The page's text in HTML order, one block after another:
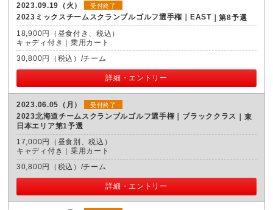
2023.09.19（火） 受付終了
2023ミックスチームスクランブルゴルフ選手権｜EAST
第8予選
18,900円（昼食付き、税込）
キャディ付き｜乗用カート
30,800円（税込）/チーム
詳細・エントリー
2023.06.05（月） 受付終了
2023北海道チームスクランブルゴルフ選手権｜ブラッククラス
東
日本エリア第1予選
17,000円（昼食別、税込）
キャディ付き｜乗用カート
30,800円（税込）/チーム
詳細・エントリー